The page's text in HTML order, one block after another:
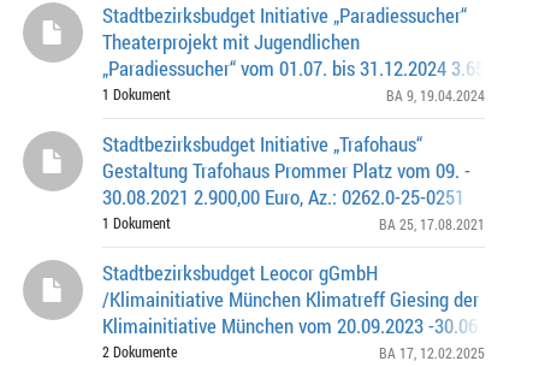
Stadtbezirksbudget Initiative „Paradiessucher“
Theaterprojekt mit Jugendlichen
„Paradiessucher“ vom 01.07. bis 31.12.2024 3.650,00
0262.0-9-0742
1 Dokument BA 9 , 19.04.2024
Stadtbezirksbudget Initiative „Trafohaus“
Gestaltung Trafohaus Prommer Platz vom 09. -
30.08.2021 2.900,00 Euro, Az.: 0262.0-25-0251
1 Dokument BA 25 , 17.08.2021
Stadtbezirksbudget Leocor gGmbH
/Klimainitiative München Klimatreff Giesing der
Klimainitiative München vom 20.09.2023 -30.06.2024
2.050,00€; Az. 0262.0-17-0399
2 Dokumente BA 17 , 12.02.2025